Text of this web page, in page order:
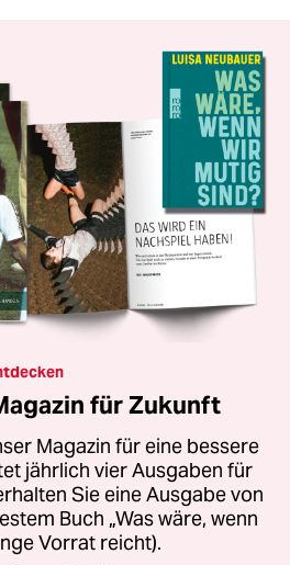
für Zukunft
Magazin für eine bessere
jährlich vier Ausgaben für
Sie eine Ausgabe von
Buch „Was wäre, wenn
Vorrat reicht).